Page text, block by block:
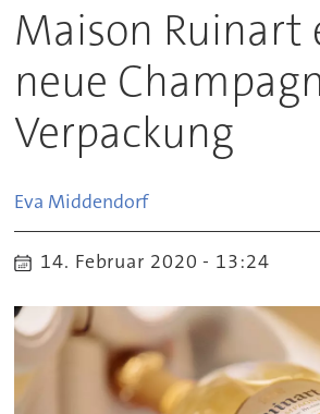
Maison
neue
Verpackung
Eva Middendorf
14. Februar 2020 - 13:24